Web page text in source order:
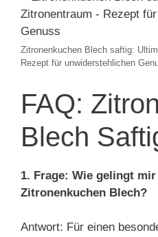
Zitronenkuchen Blech saftig:
Rezept für unwiderstehlichen
FAQ:
Blech
1. Frage: Wie gelingt
Zitronenkuchen Blech?
Antwort: Für einen